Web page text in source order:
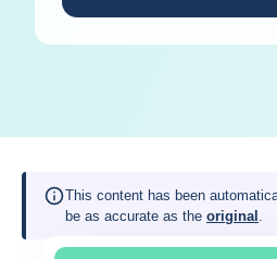
This content has been
be as accurate as the original .